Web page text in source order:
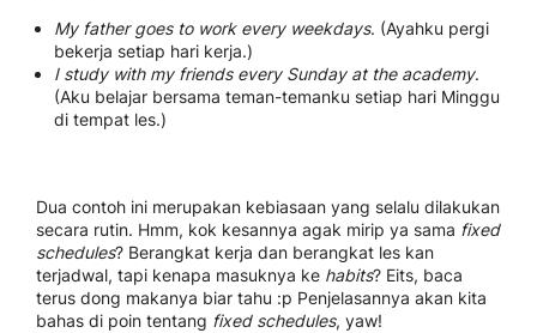
My father goes to work every weekdays. (Ayahku pergi
bekerja setiap hari kerja.)
I study with my friends every Sunday at the academy.
(Aku belajar bersama teman-temanku setiap hari Minggu
di tempat les.)
Dua contoh ini merupakan kebiasaan yang selalu dilakukan
secara rutin. Hmm, kok kesannya agak mirip ya sama fixed
schedules? Berangkat kerja dan berangkat les kan
terjadwal, tapi kenapa masuknya ke habits? Eits, baca
terus dong makanya biar tahu :p Penjelasannya akan kita
bahas di poin tentang fixed schedules, yaw!